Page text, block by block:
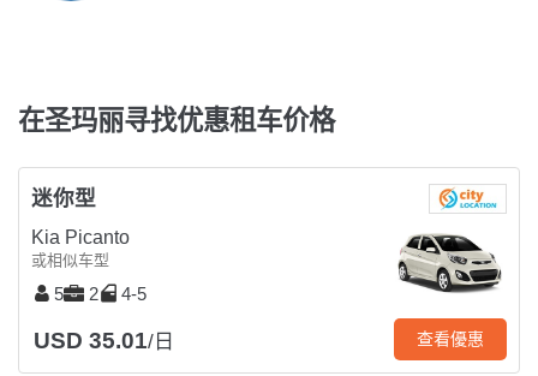
在圣玛丽寻找优惠租车价格
迷你型
Kia Picanto
或相似车型
5 2 4-5
USD 35.01/日 查看優惠